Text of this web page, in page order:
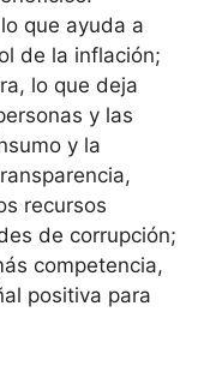
que ayuda a
de la inflación;
lo que deja
y las
y la
recursos
de corrupción;
competencia,
positiva para